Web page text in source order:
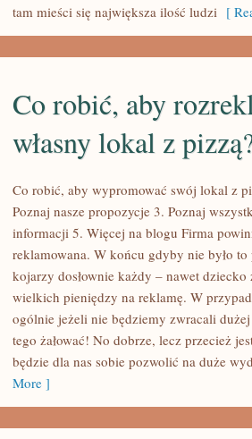
tam mieści się największa ilość ludzi [
ROZREKLAMOWAĆ
Co robić, aby
własny lokal z
Co robić, aby wypromować swój lokal z
Poznaj nasze propozycje 3. Poznaj
informacji 5. Więcej na blogu Firma
reklamowana. W końcu gdyby nie było
kojarzy dosłownie każdy – nawet
wielkich pieniędzy na reklamę. W
ogólnie jeżeli nie będziemy zwracali
tego żałować! No dobrze, lecz przecież
będzie dla nas sobie pozwolić na duże
More ]